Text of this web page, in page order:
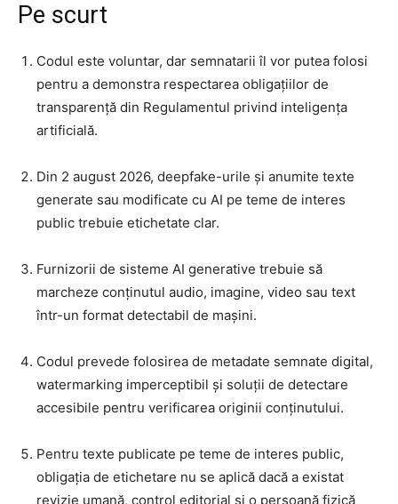
Pe scurt
Codul este voluntar, dar semnatarii îl vor putea folosi
pentru a demonstra respectarea obligațiilor de
transparență din Regulamentul privind inteligența
artificială.
Din 2 august 2026, deepfake-urile și anumite texte
generate sau modificate cu AI pe teme de interes
public trebuie etichetate clar.
Furnizorii de sisteme AI generative trebuie să
marcheze conținutul audio, imagine, video sau text
într-un format detectabil de mașini.
Codul prevede folosirea de metadate semnate digital,
watermarking imperceptibil și soluții de detectare
accesibile pentru verificarea originii conținutului.
Pentru texte publicate pe teme de interes public,
obligația de etichetare nu se aplică dacă a existat
revizie umană, control editorial și o persoană fizică